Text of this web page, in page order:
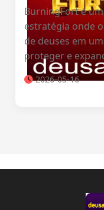
BurningFort é
estratégia onde
de deuses em
proteger e
2026-05-16